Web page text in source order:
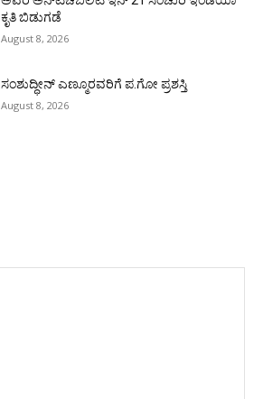
ಕೃತಿ ಬಿಡುಗಡೆ
August 8, 2026
ಸಂಶುದ್ಧೀನ್ ಎಣ್ಮೂರವರಿಗೆ ಪ.ಗೋ ಪ್ರಶಸ್ತಿ
August 8, 2026